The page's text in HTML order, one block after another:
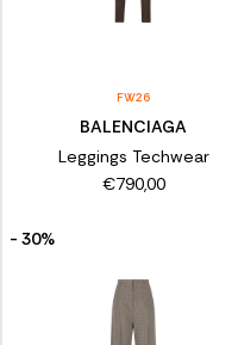
FW26
BALENCIAGA
Leggings Techwear
€790,00
- 30%